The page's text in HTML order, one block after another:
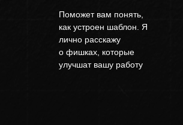
Поможет вам понять,
как устроен шаблон. Я
лично расскажу
о фишках, которые
улучшат вашу работу